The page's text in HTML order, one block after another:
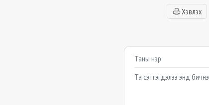
Хэвлэх
Сэтгэгдэл бичих
Example textarea